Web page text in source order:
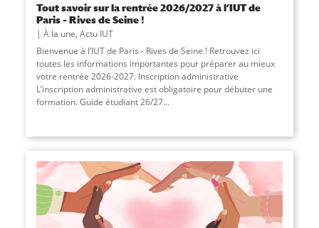
Tout savoir sur la rentrée 2026/2027 à l’IUT de
Paris – Rives de Seine !
À la une, Actu IUT
Bienvenue à l’IUT de Paris - Rives de Seine ! Retrouvez ici
toutes les informations importantes pour préparer au mieux
votre rentrée 2026-2027. Inscription administrative
L’inscription administrative est obligatoire pour débuter une
formation. Guide étudiant 26/27...